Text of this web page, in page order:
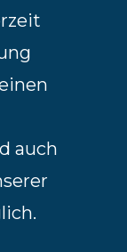
auch